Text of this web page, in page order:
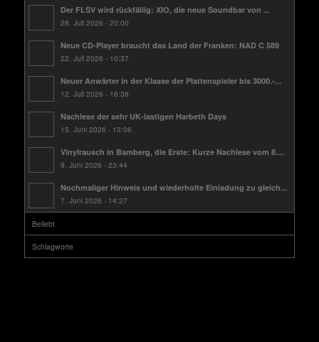
Der FLSV wird rückfällig: XIO, die neue Soundbar von ...
28. Juli 2026 - 20:00
Neue CD-Player braucht das Land der Franken: NAD C 589
22. Juli 2026 - 10:37
Neuer Anwärter in der Klasse der Plattenspieler bis 3000.-...
12. Juli 2026 - 16:38
Nachlese der sehr UK-lastigen Harbeth Days
15. Juni 2026 - 13:06
Vinylrausch in Bamberg, die Erste: Kurze Nachlese vom 8....
9. Juni 2026 - 23:44
Nochmaliger Hinweis und wiederholte Einladung zu gleich...
7. Juni 2026 - 14:27
Beliebt
Schlagworte